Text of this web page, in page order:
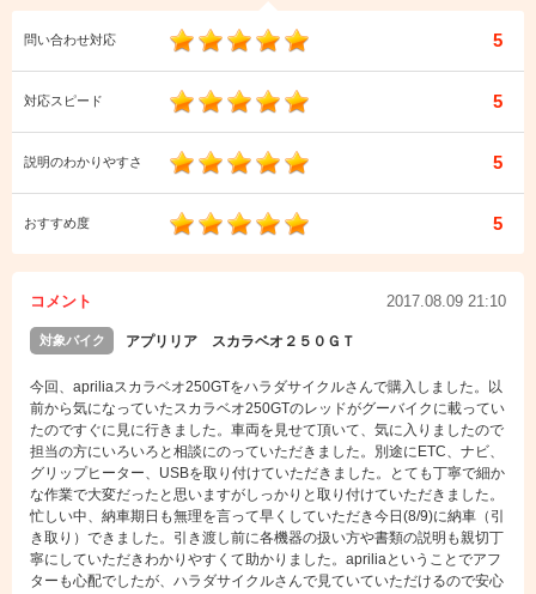
問い合わせ対応 5
対応スピード 5
説明のわかりやすさ 5
おすすめ度 5
コメント 2017.08.09 21:10
対象バイク アプリリア スカラベオ２５０ＧＴ
今回、apriliaスカラベオ250GTをハラダサイクルさんで購入しました。以
前から気になっていたスカラベオ250GTのレッドがグーバイクに載ってい
たのですぐに見に行きました。車両を見せて頂いて、気に入りましたので
担当の方にいろいろと相談にのっていただきました。別途にETC、ナビ、
グリップヒーター、USBを取り付けていただきました。とても丁寧で細か
な作業で大変だったと思いますがしっかりと取り付けていただきました。
忙しい中、納車期日も無理を言って早くしていただき今日(8/9)に納車（引
き取り）できました。引き渡し前に各機器の扱い方や書類の説明も親切丁
寧にしていただきわかりやすくて助かりました。apriliaということでアフ
ターも心配でしたが、ハラダサイクルさんで見ていていただけるので安心